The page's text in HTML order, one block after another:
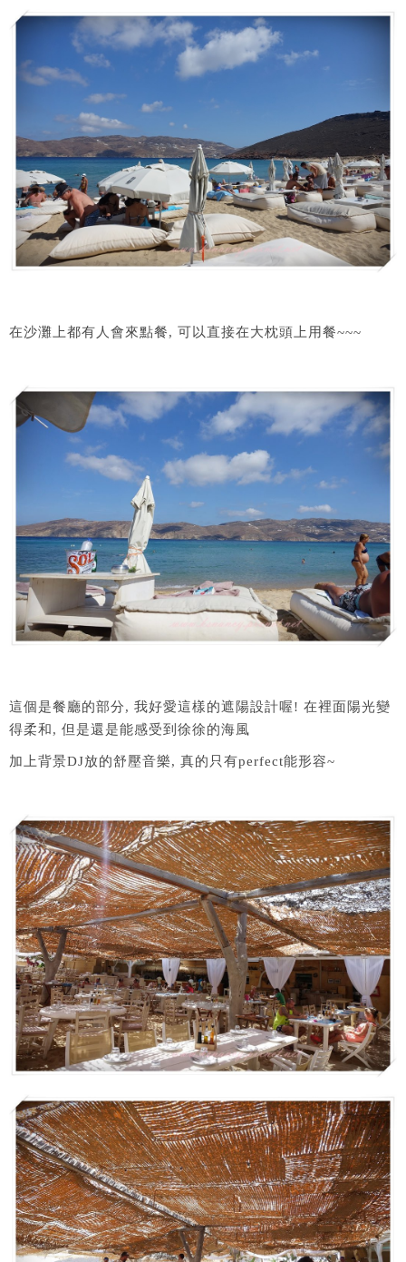
在沙灘上都有人會來點餐, 可以直接在大枕頭上用餐~~~
這個是餐廳的部分, 我好愛這樣的遮陽設計喔! 在裡面陽光變
得柔和, 但是還是能感受到徐徐的海風
加上背景DJ放的舒壓音樂, 真的只有perfect能形容~